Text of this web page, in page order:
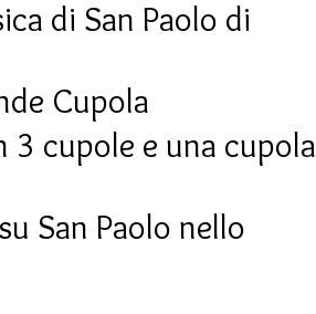
di San Paolo di
Cupola
cupole e una cupola
San Paolo nello